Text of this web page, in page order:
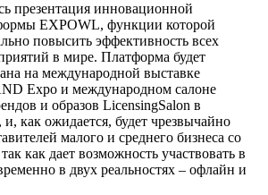
презентация инновационной
EXPOWL, функции которой
повысить эффективность всех
в мире. Платформа будет
на международной выставке
Expo и международном салоне
и образов LicensingSalon в
и, как ожидается, будет чрезвычайно
малого и среднего бизнеса со
как дает возможность участвовать в
в двух реальностях – офлайн и